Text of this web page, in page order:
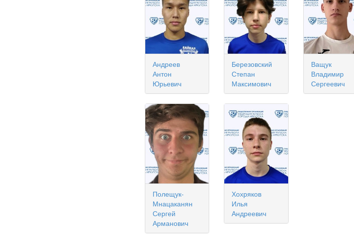
Андреев
Антон
Юрьевич
Березовский
Степан
Максимович
Ващук
Владимир
Сергеевич
Полещук-
Мнацаканян
Сергей
Арманович
Хохряков
Илья
Андреевич